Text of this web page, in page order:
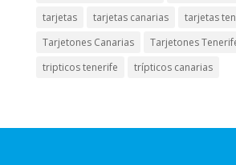
tarjetas
tarjetas canarias
tarjetas
Tarjetones Canarias
Tarjetones
tripticos tenerife
trípticos canarias